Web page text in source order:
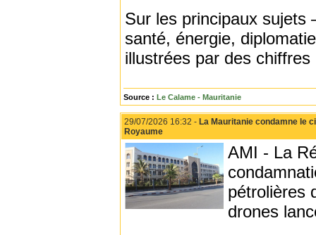
Sur les principaux sujets
santé, énergie,
illustrées par des
Source : Le Calame - Mauritanie
29/07/2026 16:32 - La Mauritanie condamne le
Royaume
AMI - La
pétrolières
drones